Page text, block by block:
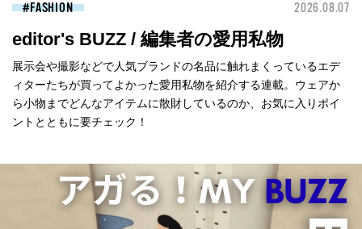
FASHION 2026.08.07
editor's BUZZ / 編集者の愛用私物
展示会や撮影などで人気ブランドの名品に触れまくっているエデ
ィターたちが買ってよかった愛用私物を紹介する連載。ウェアか
ら小物までどんなアイテムに散財しているのか、お気に入りポイ
ントとともに要チェック！